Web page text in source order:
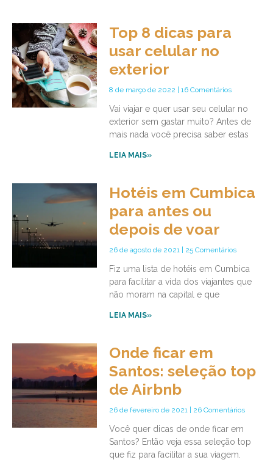
Top 8 dicas para
usar celular no
exterior
8 de março de 2022 16 Comentários
Vai viajar e quer usar seu celular no
exterior sem gastar muito? Antes de
mais nada você precisa saber estas
LEIA MAIS»
Hotéis em Cumbica
para antes ou
depois de voar
26 de agosto de 2021 25 Comentários
Fiz uma lista de hotéis em Cumbica
para facilitar a vida dos viajantes que
não moram na capital e que
LEIA MAIS»
Onde ficar em
Santos: seleção top
de Airbnb
26 de fevereiro de 2021 26 Comentários
Você quer dicas de onde ficar em
Santos? Então veja essa seleção top
que fiz para facilitar a sua viagem.